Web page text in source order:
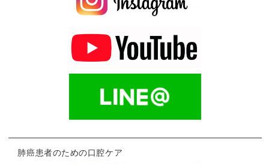
肺癌患者のための口腔ケア